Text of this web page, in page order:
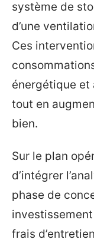
système de
d’une
Ces
énergétique
tout en
bien.
Sur le plan
d’intégrer
phase de
frais